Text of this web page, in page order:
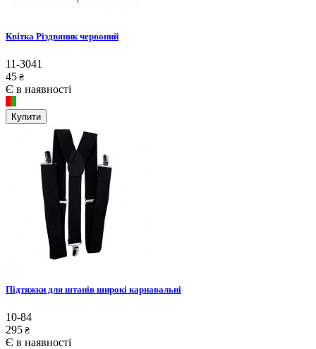
Квітка Різдвяник червоний
11-3041
45 ₴
Є в наявності
Купити
Підтяжки для штанів широкі карнавальні
10-84
295 ₴
Є в наявності